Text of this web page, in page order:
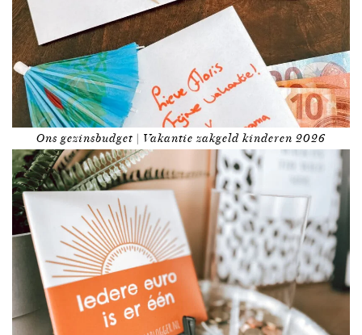
Ons gezinsbudget | Vakantie zakgeld kinderen 2026